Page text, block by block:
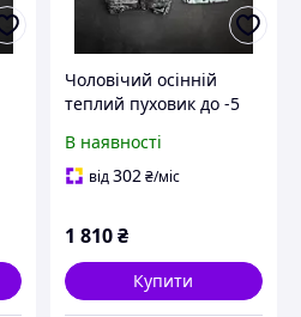
Чоловічий осінній
теплий пуховик до -5
Модна зимова куртка
для хлопця
В наявності
від302₴/міс
1 810₴
Купити